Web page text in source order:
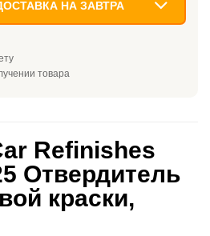
НА ЗАВТРА
товара
Refinishes
Отвердитель
краски,